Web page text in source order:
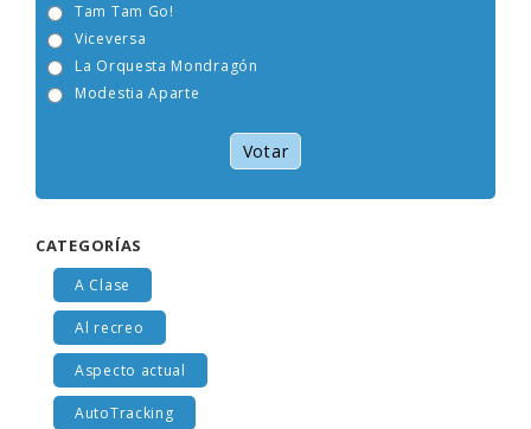
Tam Tam Go!
Viceversa
La Orquesta Mondragón
Modestia Aparte
Votar
CATEGORÍAS
A Clase
Al recreo
Aspecto actual
AutoTracking